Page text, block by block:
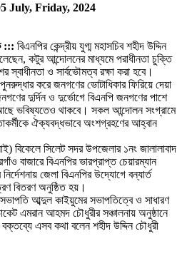
July, Friday, 2024
::: বিএনপির কেন্দ্রীয় যুগ্ম মহাসচিব শহীদ উদ্দিন
কটুর আন্দোলনের মাধ্যমে পরাধীনতা চুক্তি
স্বাধীনতা ও সার্বভৌমত্ব রক্ষা করা হবে।
করে জনগণের ভোটাধিকার ফিরিয়ে দেয়া
দুর্দিন ও দুর্ভোগে বিএনপি জনগণের পাশে
ভবিষ্যতেও থাকবে। সকল আন্দোলন সংগ্রামে
ঐক্যবদ্ধভাবে অংশগ্রহণের আহ্বান
বিকেলে সিলেট সদর উপজেলার ১নং জালালাবাদ
বাজারে বিএনপির ভারপ্রাপ্ত চেয়ারম্যান
জেলা বিএনপির উদ্যোগে বন্যার্ত
বিতরণ অনুষ্ঠিত হয়।
আব্দুল কাইয়ুমের সভাপতিত্বে ও সাধারণ
এমরান আহমদ চৌধুরীর সঞ্চালনায় অনুষ্ঠানে
এসব কথা বলেন শহীদ উদ্দিন চৌধুরী